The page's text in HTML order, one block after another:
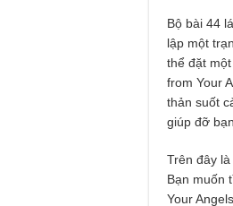
Bộ bài 44
lập một
thể đặt
from Your
thản suốt
giúp đỡ
Trên đây
Bạn muốn
Your